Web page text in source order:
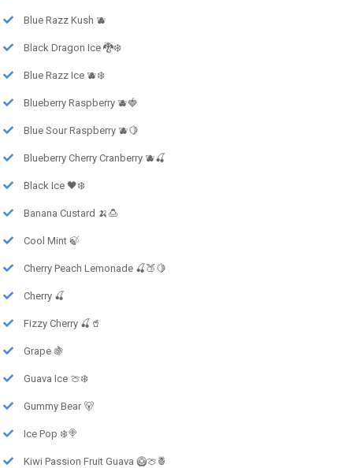
Blue Razz Kush 🫐
Black Dragon Ice 🐉❄️
Blue Razz Ice 🫐❄️
Blueberry Raspberry 🫐🍓
Blue Sour Raspberry 🫐🍋
Blueberry Cherry Cranberry 🫐🍒
Black Ice 🖤❄️
Banana Custard 🍌🍮
Cool Mint 🍃
Cherry Peach Lemonade 🍒🍑🍋
Cherry 🍒
Fizzy Cherry 🍒🥤
Grape 🍇
Guava Ice 🍈❄️
Gummy Bear 🐻
Ice Pop ❄️🍭
Kiwi Passion Fruit Guava 🥝🍈🍍